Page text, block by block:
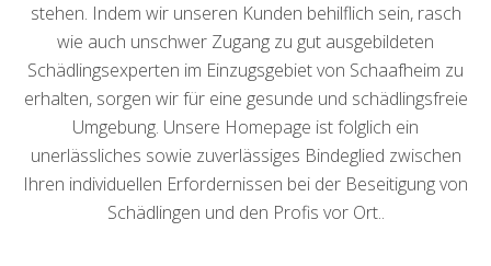
stehen. Indem wir unseren Kunden behilflich sein, rasch
wie auch unschwer Zugang zu gut ausgebildeten
Schädlingsexperten im Einzugsgebiet von Schaafheim zu
erhalten, sorgen wir für eine gesunde und schädlingsfreie
Umgebung. Unsere Homepage ist folglich ein
unerlässliches sowie zuverlässiges Bindeglied zwischen
Ihren individuellen Erfordernissen bei der Beseitigung von
Schädlingen und den Profis vor Ort..